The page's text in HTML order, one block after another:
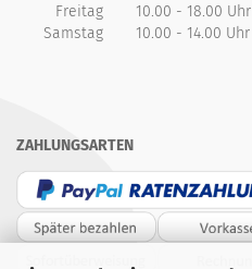
Freitag
10.00 - 18.00 Uhr
Samstag
10.00 - 14.00 Uhr
ZAHLUNGSARTEN